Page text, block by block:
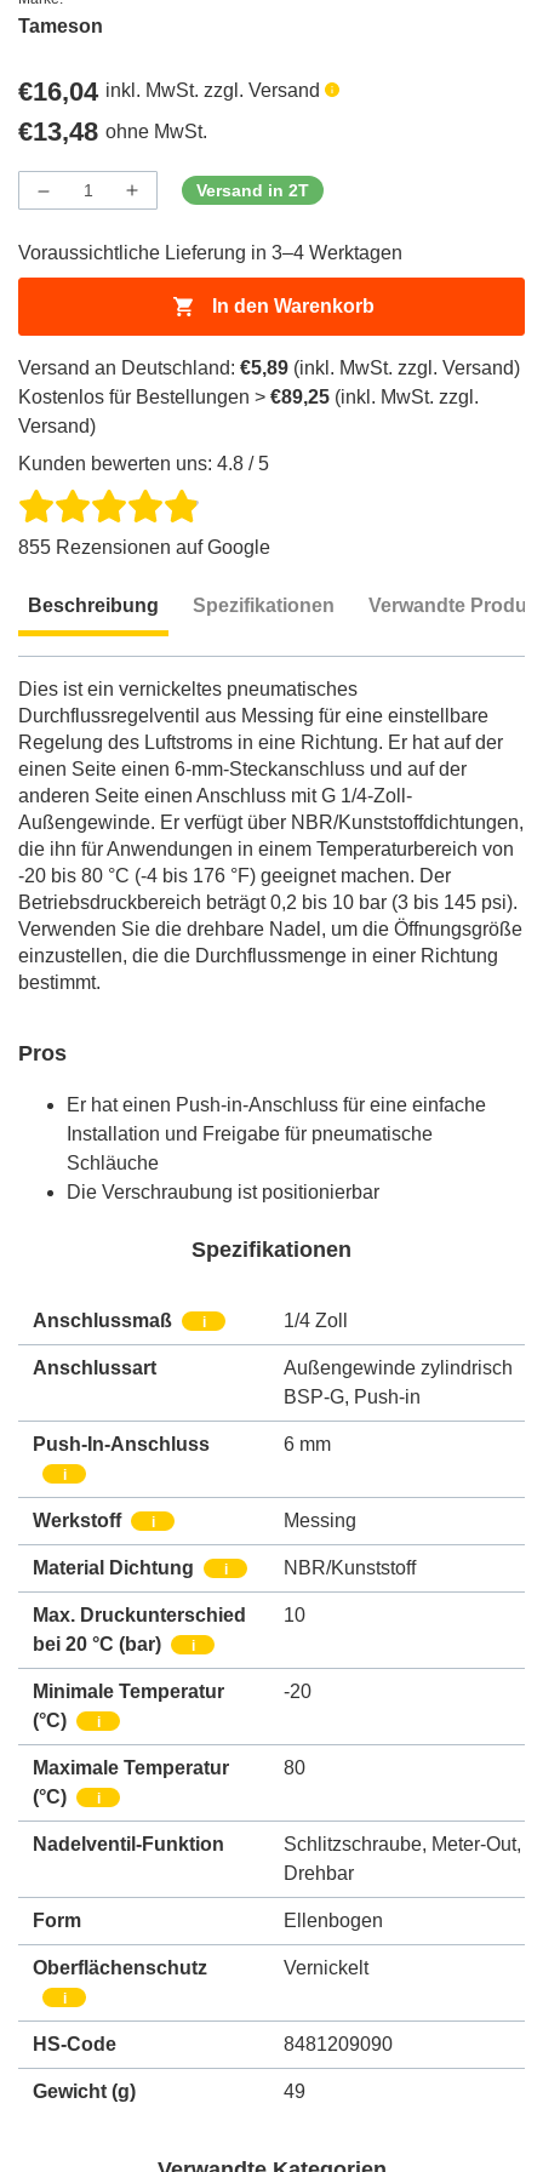
Tameson
Regulärer
Preis
€16,04 inkl. MwSt. zzgl. Versand
Regulärer
Preis
€13,48 ohne MwSt.
Menge
Menge
verringern
ProductDrop
Menge
erhöhen
ProductDrop
Versand in 2T
Voraussichtliche Lieferung in 3–4 Werktagen
In den Warenkorb
Versand an Deutschland: €5,89 (inkl. MwSt. zzgl. Versand)
Kostenlos für Bestellungen > €89,25 (inkl. MwSt. zzgl.
Versand)
Kunden bewerten uns: 4.8 / 5
855 Rezensionen auf Google
Beschreibung Spezifikationen Verwandte
Dies ist ein vernickeltes pneumatisches
Durchflussregelventil aus Messing für eine einstellbare
Regelung des Luftstroms in eine Richtung. Er hat auf der
einen Seite einen 6-mm-Steckanschluss und auf der
anderen Seite einen Anschluss mit G 1/4-Zoll-
Außengewinde. Er verfügt über NBR/Kunststoffdichtungen,
die ihn für Anwendungen in einem Temperaturbereich von
-20 bis 80 °C (-4 bis 176 °F) geeignet machen. Der
Betriebsdruckbereich beträgt 0,2 bis 10 bar (3 bis 145 psi).
Verwenden Sie die drehbare Nadel, um die Öffnungsgröße
einzustellen, die die Durchflussmenge in einer Richtung
bestimmt.
Pros
Er hat einen Push-in-Anschluss für eine einfache
Installation und Freigabe für pneumatische
Schläuche
Die Verschraubung ist positionierbar
Spezifikationen
Anschlussmaß i 1/4 Zoll
Anschlussart
Außengewinde zylindrisch
BSP-G, Push-in
Push-In-Anschluss
i
6 mm
Werkstoff i Messing
Material Dichtung i NBR/Kunststoff
Max. Druckunterschied
bei 20 °C (bar)
i
10
Minimale Temperatur
(°C)
i
-20
Maximale Temperatur
(°C)
i
80
Nadelventil-Funktion Schlitzschraube, Meter-Out,
Drehbar
Form Ellenbogen
Oberflächenschutz
i
Vernickelt
HS-Code 8481209090
Gewicht (g) 49